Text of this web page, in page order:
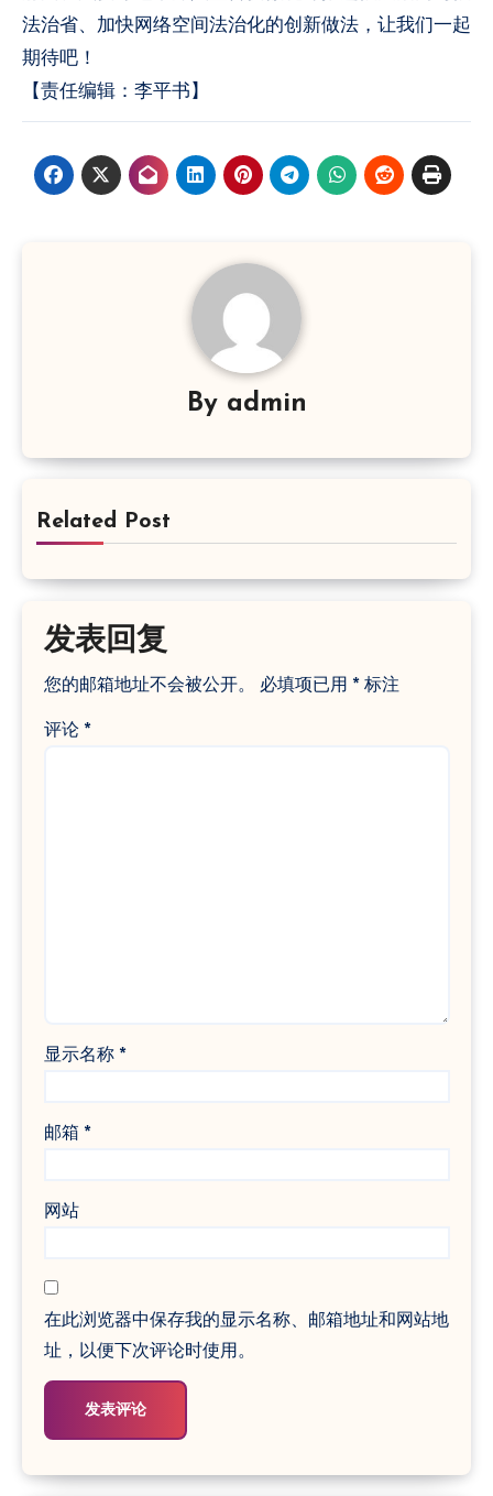
法治省、加快网络空间法治化的创新做法，让我们一起
期待吧！
【责任编辑：李平书】
By admin
Related Post
发表回复
您的邮箱地址不会被公开。 必填项已用 *标注
评论 *
显示名称 *
邮箱 *
网站
在此浏览器中保存我的显示名称、邮箱地址和网站地
址，以便下次评论时使用。